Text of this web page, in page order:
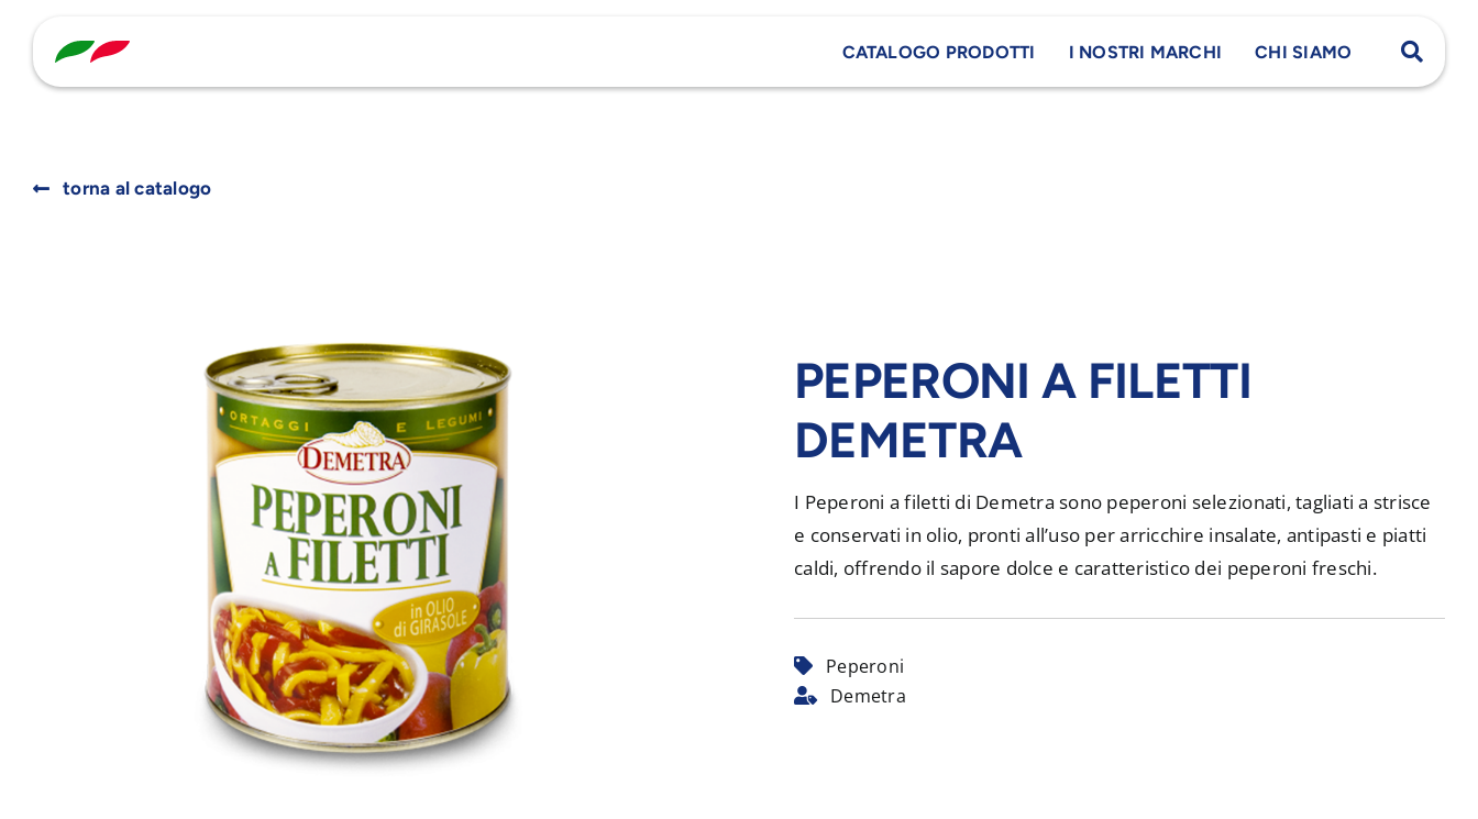
content
CATALOGO PRODOTTI I NOSTRI MARCHI CHI SIAMO
torna al catalogo
PEPERONI A FILETTI
DEMETRA
I Peperoni a filetti di Demetra sono peperoni selezionati, tagliati a strisce
e conservati in olio, pronti all’uso per arricchire insalate, antipasti e piatti
caldi, offrendo il sapore dolce e caratteristico dei peperoni freschi.
Peperoni
Demetra